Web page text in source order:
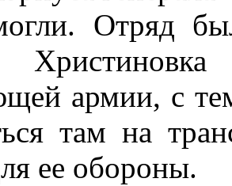
Отряд
армии, с
там на
ее обороны.